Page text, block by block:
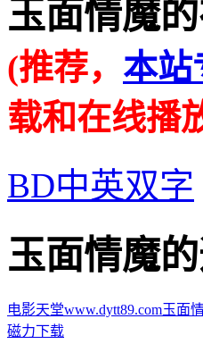
玉面情魔的
(推荐， 本站
载和在线播
BD中英双字
玉面情魔的
电影天堂www.dytt89.com玉面
磁力下载